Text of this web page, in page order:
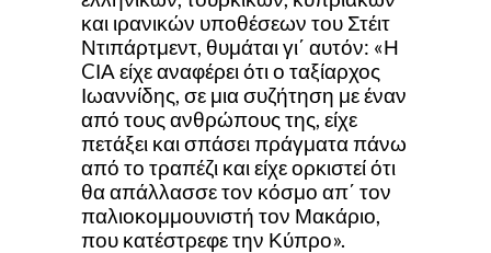
και ιρανικών υποθέσεων του Στέιτ
Ντιπάρτμεντ, θυμάται γι΄ αυτόν: «Η
CΙΑ είχε αναφέρει ότι ο ταξίαρχος
Ιωαννίδης, σε μια συζήτηση με έναν
από τους ανθρώπους της, είχε
πετάξει και σπάσει πράγματα πάνω
από το τραπέζι και είχε ορκιστεί ότι
θα απάλλασσε τον κόσμο απ΄ τον
παλιοκομμουνιστή τον Μακάριο,
που κατέστρεφε την Κύπρο».